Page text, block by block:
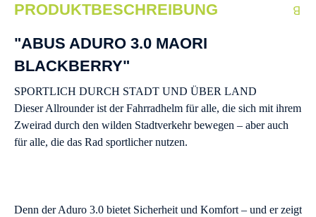
PRODUKTBESCHREIBUNG
"ABUS ADURO 3.0 MAORI
BLACKBERRY"
SPORTLICH DURCH STADT UND ÜBER LAND
Dieser Allrounder ist der Fahrradhelm für alle, die sich mit ihrem
Zweirad durch den wilden Stadtverkehr bewegen – aber auch
für alle, die das Rad sportlicher nutzen.
Denn der Aduro 3.0 bietet Sicherheit und Komfort – und er zeigt